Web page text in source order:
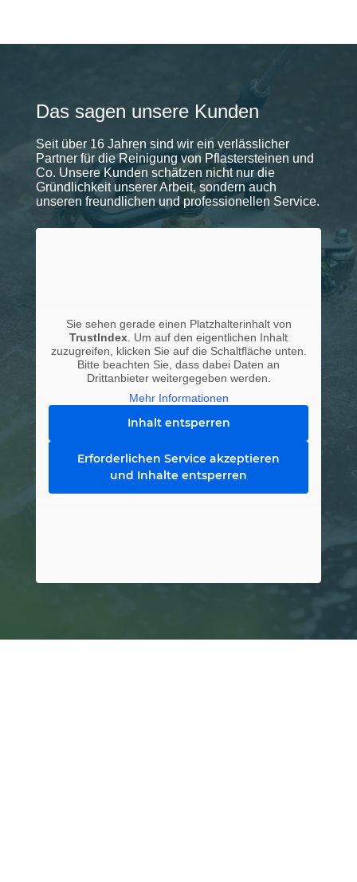
Das sagen unsere Kunden
Seit über 16 Jahren sind wir ein verlässlicher
Partner für die Reinigung von Pflastersteinen und
Co. Unsere Kunden schätzen nicht nur die
Gründlichkeit unserer Arbeit, sondern auch
unseren freundlichen und professionellen Service.
Sie sehen gerade einen Platzhalterinhalt von
TrustIndex . Um auf den eigentlichen Inhalt
zuzugreifen, klicken Sie auf die Schaltfläche unten.
Bitte beachten Sie, dass dabei Daten an
Drittanbieter weitergegeben werden.
Mehr Informationen
Inhalt entsperren
Erforderlichen Service akzeptieren
und Inhalte entsperren